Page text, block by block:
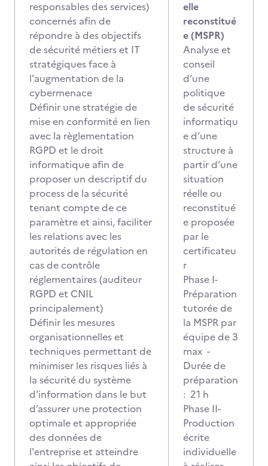
responsables des services)
concernés afin de
répondre à des objectifs
de sécurité métiers et IT
stratégiques face à
l'augmentation de la
cybermenace
Définir une stratégie de
mise en conformité en lien
avec la règlementation
RGPD et le droit
informatique afin de
proposer un descriptif du
process de la sécurité
tenant compte de ce
paramètre et ainsi, faciliter
les relations avec les
autorités de régulation en
cas de contrôle
réglementaires (auditeur
RGPD et CNIL
principalement)
Définir les mesures
organisationnelles et
techniques permettant de
minimiser les risques liés à
la sécurité du système
d'information dans le but
d’assurer une protection
optimale et appropriée
des données de
l'entreprise et atteindre
elle
reconstitué
e (MSPR)
Analyse et
conseil
d’une
politique
de sécurité
informatiqu
e d’une
structure à
partir d’une
situation
réelle ou
reconstitué
e proposée
par le
certificateu
r
Phase I-
Préparation
tutorée de
la MSPR par
équipe de 3
max -
Durée de
préparation
: 21 h
Phase II-
Production
écrite
individuelle